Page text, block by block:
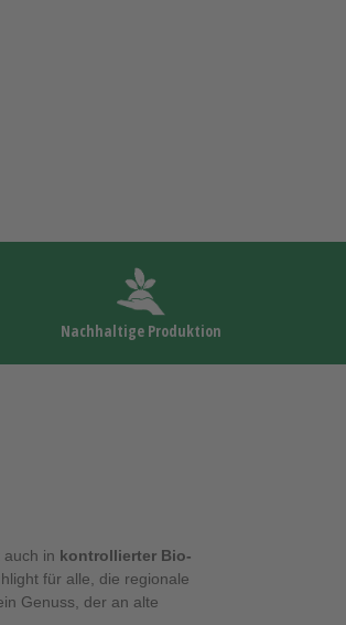
Nachhaltige Produktion
in kontrollierter Bio-
für alle, die regionale
Genuss, der an alte